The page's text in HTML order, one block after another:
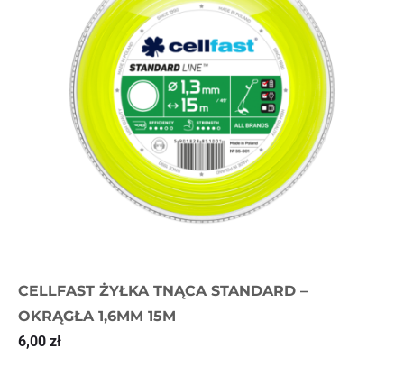
CELLFAST ŻYŁKA TNĄCA STANDARD –
OKRĄGŁA 1,6MM 15M
6,00 zł